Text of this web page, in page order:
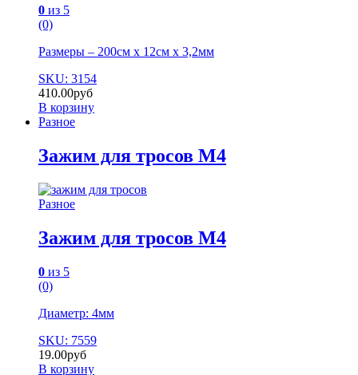
0 из 5
(0)
Размеры – 200см х 12см х 3,2мм
SKU: 3154
410.00руб
В корзину
Разное
Зажим для тросов М4
Разное
Зажим для тросов М4
0 из 5
(0)
Диаметр: 4мм
SKU: 7559
19.00руб
В корзину